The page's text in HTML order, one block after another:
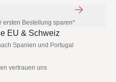
ersten Bestellung sparen*
EU & Schweiz
Spanien und Portugal
vertrauen uns